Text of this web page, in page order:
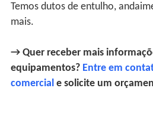
Temos dutos de entulho,
mais.
→ Quer receber mais
equipamentos? Entre em
comercial e solicite um